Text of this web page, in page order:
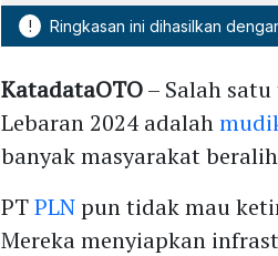
! Ringkasan ini dihasilkan
KatadataOTO– Salah
Lebaran 2024 adalah
banyak masyarakat
PTPLNpun tidak mau
Mereka menyiapkan